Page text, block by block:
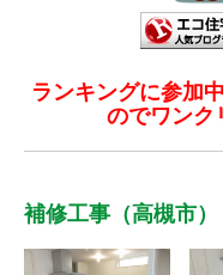
ランキングに参加
のでワンク
補修工事（高槻市）